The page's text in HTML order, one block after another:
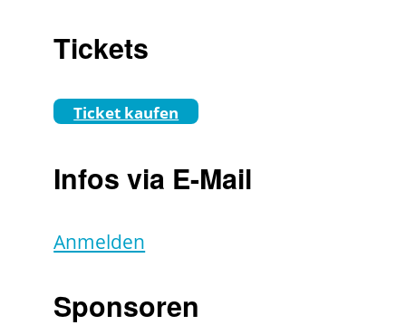
Tickets
Ticket kaufen
Infos via E-Mail
Anmelden
Sponsoren